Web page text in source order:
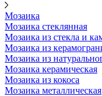
Мозаика
Мозаика стеклянная
Мозаика из стекла и
Мозаика из
Мозаика из
Мозаика керамическая
Мозаика из кокоса
Мозаика металлическая